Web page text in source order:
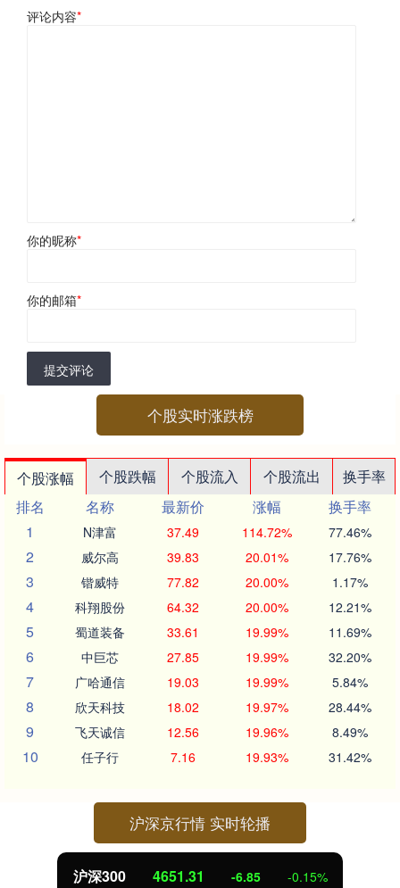
评论内容*
你的昵称*
你的邮箱*
提交评论
个股实时涨跌榜
个股涨幅 个股跌幅 个股流入 个股流出
换手率
排名
名称 最新价 涨幅
换手率
1
N津富 37.49 114.72% 77.46%
2 威尔高 39.83 20.01% 17.76%
3 锴威特 77.82 20.00% 1.17%
4 科翔股份 64.32 20.00% 12.21%
5 蜀道装备 33.61 19.99% 11.69%
6 中巨芯 27.85 19.99% 32.20%
7 广哈通信 19.03 19.99% 5.84%
8 欣天科技 18.02 19.97% 28.44%
9 飞天诚信 12.56 19.96% 8.49%
10 任子行 7.16 19.93% 31.42%
沪深京行情 实时轮播
北证50 1122.88 3.42 0.30%